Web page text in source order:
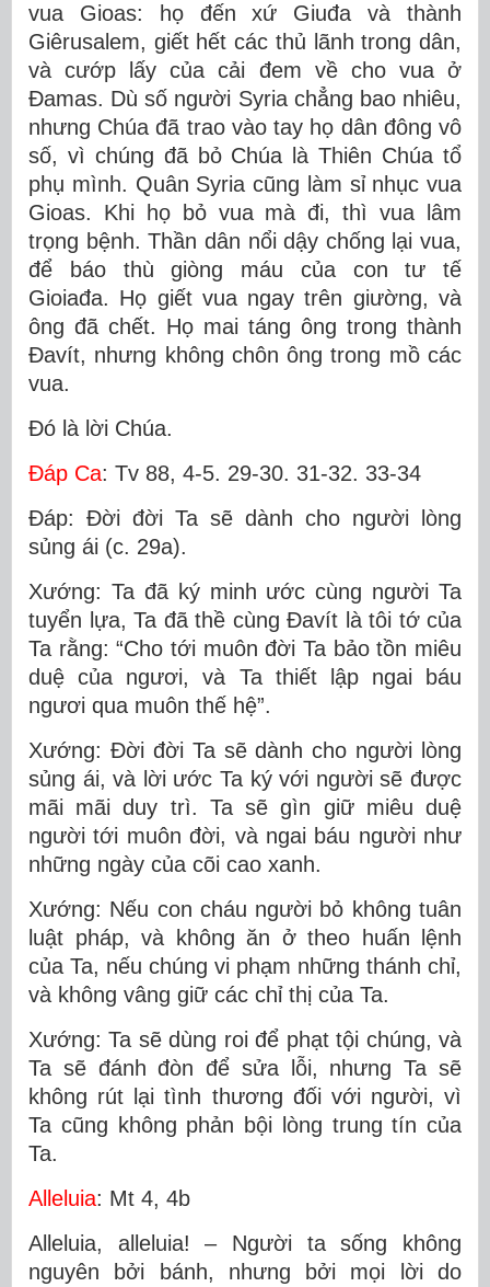
vua Gioas: họ đến xứ Giuđa và thành
Giêrusalem, giết hết các thủ lãnh trong dân,
và cướp lấy của cải đem về cho vua ở
Ðamas. Dù số người Syria chẳng bao nhiêu,
nhưng Chúa đã trao vào tay họ dân đông vô
số, vì chúng đã bỏ Chúa là Thiên Chúa tổ
phụ mình. Quân Syria cũng làm sỉ nhục vua
Gioas. Khi họ bỏ vua mà đi, thì vua lâm
trọng bệnh. Thần dân nổi dậy chống lại vua,
để báo thù giòng máu của con tư tế
Gioiađa. Họ giết vua ngay trên giường, và
ông đã chết. Họ mai táng ông trong thành
Ðavít, nhưng không chôn ông trong mồ các
vua.
Ðó là lời Chúa.
Ðáp Ca: Tv 88, 4-5. 29-30. 31-32. 33-34
Ðáp: Ðời đời Ta sẽ dành cho người lòng
sủng ái (c. 29a).
Xướng: Ta đã ký minh ước cùng người Ta
tuyển lựa, Ta đã thề cùng Ðavít là tôi tớ của
Ta rằng: “Cho tới muôn đời Ta bảo tồn miêu
duệ của ngươi, và Ta thiết lập ngai báu
ngươi qua muôn thế hệ”.
Xướng: Ðời đời Ta sẽ dành cho người lòng
sủng ái, và lời ước Ta ký với người sẽ được
mãi mãi duy trì. Ta sẽ gìn giữ miêu duệ
người tới muôn đời, và ngai báu người như
những ngày của cõi cao xanh.
Xướng: Nếu con cháu người bỏ không tuân
luật pháp, và không ăn ở theo huấn lệnh
của Ta, nếu chúng vi phạm những thánh chỉ,
và không vâng giữ các chỉ thị của Ta.
Xướng: Ta sẽ dùng roi để phạt tội chúng, và
Ta sẽ đánh đòn để sửa lỗi, nhưng Ta sẽ
không rút lại tình thương đối với người, vì
Ta cũng không phản bội lòng trung tín của
Ta.
Alleluia: Mt 4, 4b
Alleluia, alleluia! – Người ta sống không
nguyên bởi bánh, nhưng bởi mọi lời do